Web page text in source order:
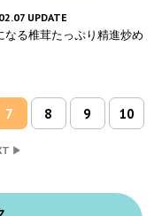
UPDATE
なる椎茸たっぷり精進炒め
7 8 9 10